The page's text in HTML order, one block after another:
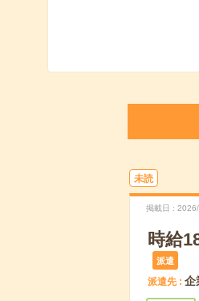
未読
掲載日
時給
派遣
派遣先 企